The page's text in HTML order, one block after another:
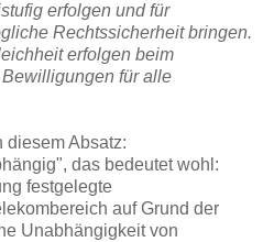
erfolgen und für
Rechtssicherheit bringen.
erfolgen beim
für alle
diesem Absatz:
das bedeutet wohl:
festgelegte
auf Grund der
Unabhängigkeit von